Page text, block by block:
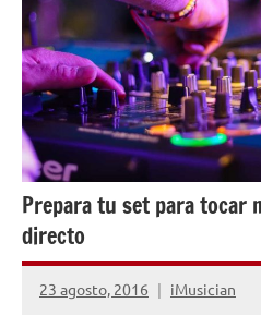
Prepara tu set para tocar
directo
23 agosto, 2016 iMusician
No